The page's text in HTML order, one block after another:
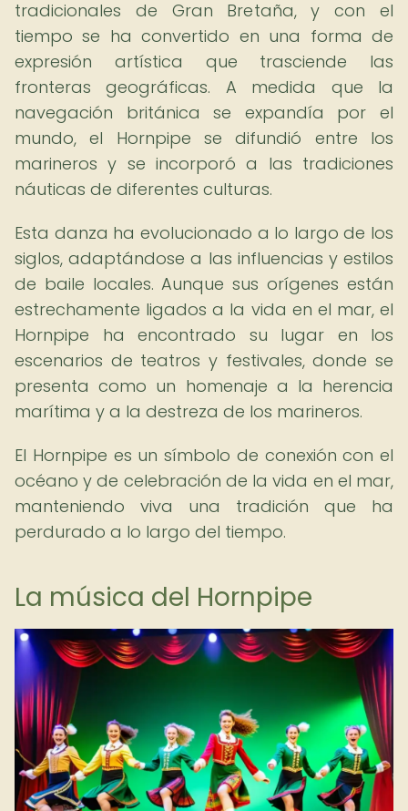
tradicionales de Gran Bretaña, y con el
tiempo se ha convertido en una forma de
expresión artística que trasciende las
fronteras geográficas. A medida que la
navegación británica se expandía por el
mundo, el Hornpipe se difundió entre los
marineros y se incorporó a las tradiciones
náuticas de diferentes culturas.
Esta danza ha evolucionado a lo largo de los
siglos, adaptándose a las influencias y estilos
de baile locales. Aunque sus orígenes están
estrechamente ligados a la vida en el mar, el
Hornpipe ha encontrado su lugar en los
escenarios de teatros y festivales, donde se
presenta como un homenaje a la herencia
marítima y a la destreza de los marineros.
El Hornpipe es un símbolo de conexión con el
océano y de celebración de la vida en el mar,
manteniendo viva una tradición que ha
perdurado a lo largo del tiempo.
La música del Hornpipe